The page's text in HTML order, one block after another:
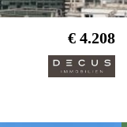
€ 4.208